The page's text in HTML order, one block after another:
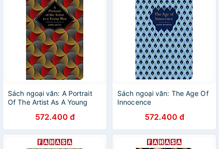
Sách ngoại văn: A Portrait
Of The Artist As A Young
572.400 đ
Sách ngoại văn: The Age Of
Innocence
572.400 đ